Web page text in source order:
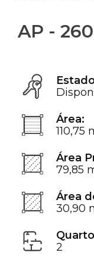
AP -
Área:
110,75
Área
79,85
Área
30,90
2